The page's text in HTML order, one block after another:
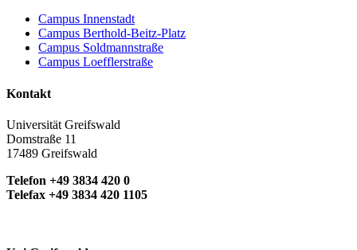
Campus Innenstadt
Campus Berthold-Beitz-Platz
Campus Soldmannstraße
Campus Loefflerstraße
Kontakt
Universität Greifswald
Domstraße 11
17489 Greifswald
Telefon +49 3834 420 0
Telefax +49 3834 420 1105